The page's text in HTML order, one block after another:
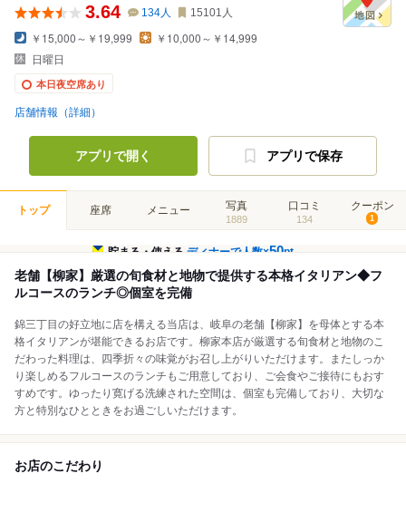
3.64 134人 15101 人
￥15,000～￥19,999
￥10,000～￥14,999
日曜日
本日夜空席あり
店舗情報（詳細）
アプリで開く アプリで保存
トップ 座席 メニュー 写真
1889
口コミ
134
クーポン
1
貯まる・使えるディナーで人数×50pt
老舗【柳家】厳選の旬食材と地物で提供する本格イタリアン◆フ
ルコースのランチ◎個室を完備
錦三丁目の好立地に店を構える当店は、岐阜の老舗【柳家】を母体とする本
格イタリアンが堪能できるお店です。柳家本店が厳選する旬食材と地物のこ
だわった料理は、四季折々の味覚がお召し上がりいただけます。またしっか
り楽しめるフルコースのランチもご用意しており、ご会食やご接待にもおす
すめです。ゆったり寛げる洗練された空間は、個室も完備しており、大切な
方と特別なひとときをお過ごしいただけます。
お店のこだわり